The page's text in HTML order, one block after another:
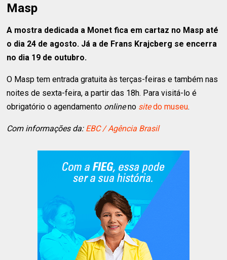
Masp
A mostra dedicada a Monet fica em cartaz no Masp até
o dia 24 de agosto. Já a de Frans Krajcberg se encerra
no dia 19 de outubro.
O Masp tem entrada gratuita às terças-feiras e também nas
noites de sexta-feira, a partir das 18h. Para visitá-lo é
obrigatório o agendamento onlineno sitedo museu.
Com informações da: EBC / Agência Brasil